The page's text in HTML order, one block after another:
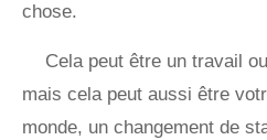
chose.
Cela peut être un travail
mais cela peut aussi être
monde, un changement de